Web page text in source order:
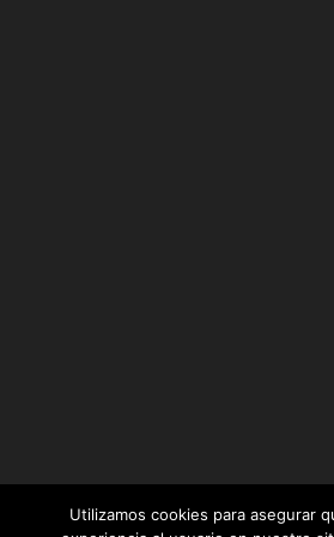
Utilizamos cookies para asegurar